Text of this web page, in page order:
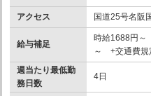
アクセス 国道25号名阪
給与補足
時給1688円
～ +交通費規
週当たり最低勤
務日数
4日